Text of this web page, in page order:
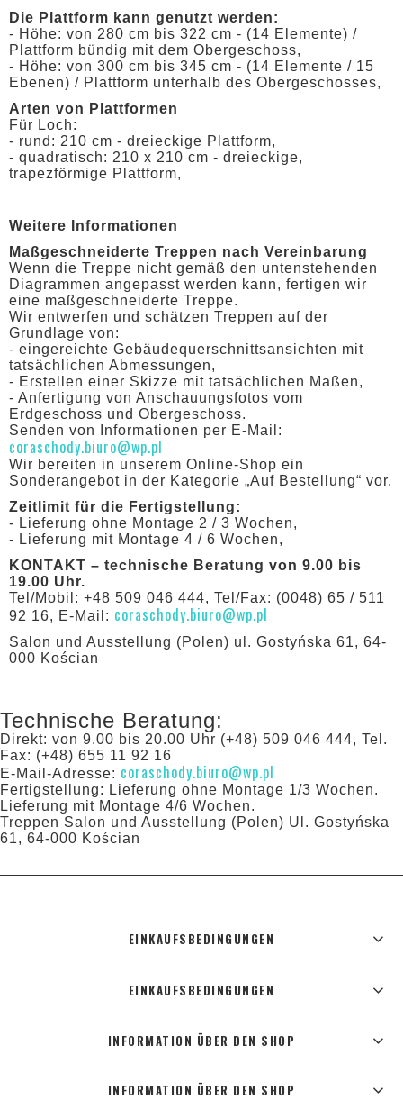
Die Plattform kann genutzt werden:
- Höhe: von 280 cm bis 322 cm - (14 Elemente) /
Plattform bündig mit dem Obergeschoss,
- Höhe: von 300 cm bis 345 cm - (14 Elemente / 15
Ebenen) / Plattform unterhalb des Obergeschosses,
Arten von Plattformen
Für Loch:
- rund: 210 cm - dreieckige Plattform,
- quadratisch: 210 x 210 cm - dreieckige,
trapezförmige Plattform,
Weitere Informationen
Maßgeschneiderte Treppen nach Vereinbarung
Wenn die Treppe nicht gemäß den untenstehenden
Diagrammen angepasst werden kann, fertigen wir
eine maßgeschneiderte Treppe.
Wir entwerfen und schätzen Treppen auf der
Grundlage von:
- eingereichte Gebäudequerschnittsansichten mit
tatsächlichen Abmessungen,
- Erstellen einer Skizze mit tatsächlichen Maßen,
- Anfertigung von Anschauungsfotos vom
Erdgeschoss und Obergeschoss.
Senden von Informationen per E-Mail:
coraschody.biuro@wp.pl
Wir bereiten in unserem Online-Shop ein
Sonderangebot in der Kategorie „Auf Bestellung“ vor.
Zeitlimit für die Fertigstellung:
- Lieferung ohne Montage 2 / 3 Wochen,
- Lieferung mit Montage 4 / 6 Wochen,
KONTAKT – technische Beratung von 9.00 bis
19.00 Uhr.
Tel/Mobil: +48 509 046 444, Tel/Fax: (0048) 65 / 511
92 16, E-Mail: coraschody.biuro@wp.pl
Salon und Ausstellung (Polen) ul. Gostyńska 61, 64-
000 Kościan
Technische Beratung:
Direkt: von 9.00 bis 20.00 Uhr (+48) 509 046 444, Tel.
Fax: (+48) 655 11 92 16
E-Mail-Adresse: coraschody.biuro@wp.pl
Fertigstellung: Lieferung ohne Montage 1/3 Wochen.
Lieferung mit Montage 4/6 Wochen.
Treppen Salon und Ausstellung (Polen) Ul. Gostyńska
61, 64-000 Kościan
EINKAUFSBEDINGUNGEN
EINKAUFSBEDINGUNGEN
INFORMATION ÜBER DEN SHOP
INFORMATION ÜBER DEN SHOP